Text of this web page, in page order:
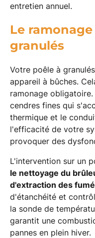
entretien annuel.
Le
granulés
Votre poêle à
appareil à bûches.
ramonage
cendres fines qui
thermique et le
l'efficacité de votre
provoquer des
L'intervention sur un
le nettoyage du
d'extraction des
d'étanchéité et
la sonde de
garantit une
pannes en plein hiver.